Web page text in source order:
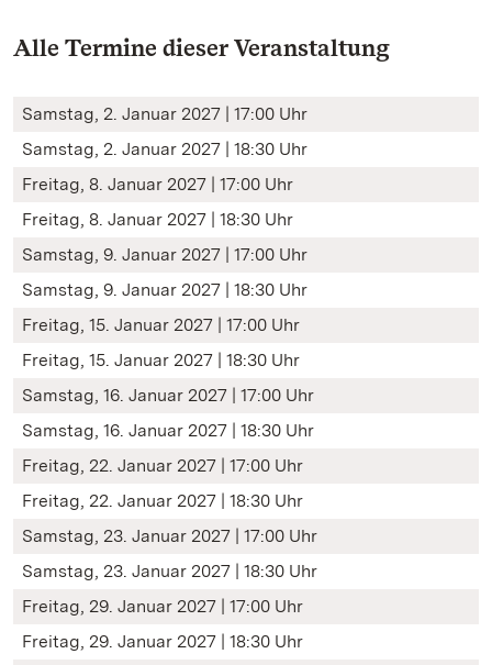
Alle Termine dieser Veranstaltung
Samstag, 2. Januar 2027 | 17:00 Uhr
Samstag, 2. Januar 2027 | 18:30 Uhr
Freitag, 8. Januar 2027 | 17:00 Uhr
Freitag, 8. Januar 2027 | 18:30 Uhr
Samstag, 9. Januar 2027 | 17:00 Uhr
Samstag, 9. Januar 2027 | 18:30 Uhr
Freitag, 15. Januar 2027 | 17:00 Uhr
Freitag, 15. Januar 2027 | 18:30 Uhr
Samstag, 16. Januar 2027 | 17:00 Uhr
Samstag, 16. Januar 2027 | 18:30 Uhr
Freitag, 22. Januar 2027 | 17:00 Uhr
Freitag, 22. Januar 2027 | 18:30 Uhr
Samstag, 23. Januar 2027 | 17:00 Uhr
Samstag, 23. Januar 2027 | 18:30 Uhr
Freitag, 29. Januar 2027 | 17:00 Uhr
Freitag, 29. Januar 2027 | 18:30 Uhr